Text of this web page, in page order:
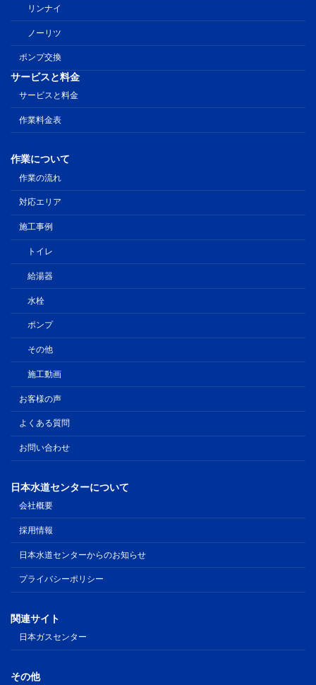
リンナイ
ノーリツ
ポンプ交換
サービスと料金
サービスと料金
作業料金表
作業について
作業の流れ
対応エリア
施工事例
トイレ
給湯器
水栓
ポンプ
その他
施工動画
お客様の声
よくある質問
お問い合わせ
日本水道センターについて
会社概要
採用情報
日本水道センターからのお知らせ
プライバシーポリシー
関連サイト
日本ガスセンター
その他